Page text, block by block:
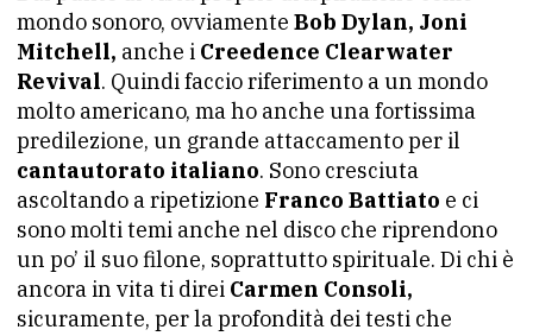
mondo sonoro, ovviamente Bob Dylan, Joni
Mitchell, anche i Creedence Clearwater
Revival. Quindi faccio riferimento a un mondo
molto americano, ma ho anche una fortissima
predilezione, un grande attaccamento per il
cantautorato italiano. Sono cresciuta
ascoltando a ripetizione Franco Battiato e ci
sono molti temi anche nel disco che riprendono
un po’ il suo filone, soprattutto spirituale. Di chi è
ancora in vita ti direi Carmen Consoli,
sicuramente, per la profondità dei testi che